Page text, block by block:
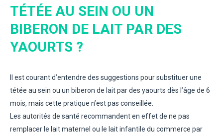
TÉTÉE AU SEIN OU UN
BIBERON DE LAIT PAR DES
YAOURTS ?
Il est courant d’entendre des suggestions pour substituer une
tétée au sein ou un biberon de lait par des yaourts dès l’âge de 6
mois, mais cette pratique n’est pas conseillée.
Les autorités de santé recommandent en effet de ne pas
remplacer le lait maternel ou le lait infantile du commerce par